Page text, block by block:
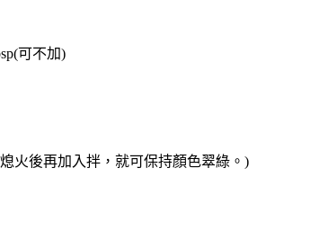
可不加)
火後再加入拌，就可保持顏色翠綠。)